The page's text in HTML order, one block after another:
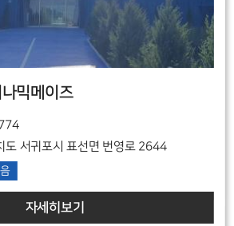
믹메이즈
도 서귀포시 표선면 번영로 2644
자세히보기